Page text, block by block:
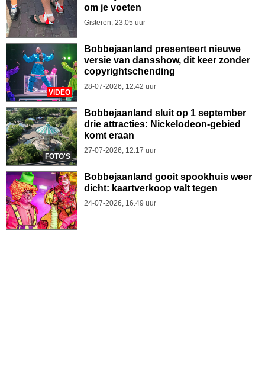
om je voeten
Gisteren, 23.05 uur
VIDEO
Bobbejaanland presenteert nieuwe
versie van dansshow, dit keer zonder
copyrightschending
28-07-2026, 12.42 uur
FOTO'S
Bobbejaanland sluit op 1 september
drie attracties: Nickelodeon-gebied
komt eraan
27-07-2026, 12.17 uur
Bobbejaanland gooit spookhuis weer
dicht: kaartverkoop valt tegen
24-07-2026, 16.49 uur